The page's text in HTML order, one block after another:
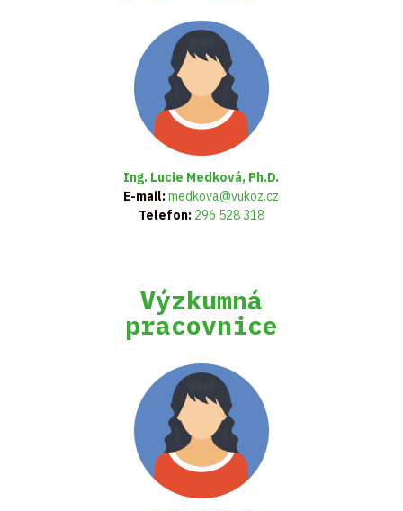
Ing. Lucie Medková, Ph.D.
E-mail:medkova@vukoz.cz
Telefon: 296 528 318
Výzkumná
pracovnice